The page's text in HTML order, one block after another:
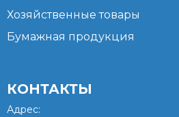
Хозяйственные товары
Бумажная продукция
КОНТАКТЫ
Адрес: